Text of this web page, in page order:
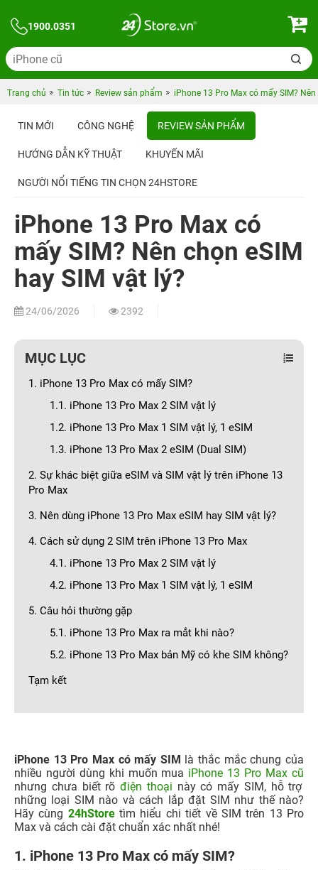
1900.0351
Trang chủ Tin tức Review sản phẩm iPhone 13 Pro Max có mấy SIM?
TIN MỚI CÔNG NGHỆ REVIEW SẢN PHẨM
HƯỚNG DẪN KỸ THUẬT KHUYẾN MÃI
NGƯỜI NỔI TIẾNG TIN CHỌN 24HSTORE
iPhone 13 Pro Max có
mấy SIM? Nên chọn eSIM
hay SIM vật lý?
24/06/2026 2392
MỤC LỤC
1. iPhone 13 Pro Max có mấy SIM?
1.1. iPhone 13 Pro Max 2 SIM vật lý
1.2. iPhone 13 Pro Max 1 SIM vật lý, 1 eSIM
1.3. iPhone 13 Pro Max 2 eSIM (Dual SIM)
2. Sự khác biệt giữa eSIM và SIM vật lý trên iPhone 13
Pro Max
3. Nên dùng iPhone 13 Pro Max eSIM hay SIM vật lý?
4. Cách sử dụng 2 SIM trên iPhone 13 Pro Max
4.1. iPhone 13 Pro Max 2 SIM vật lý
4.2. iPhone 13 Pro Max 1 SIM vật lý, 1 eSIM
5. Câu hỏi thường gặp
5.1. iPhone 13 Pro Max ra mắt khi nào?
5.2. iPhone 13 Pro Max bản Mỹ có khe SIM không?
Tạm kết
iPhone 13 Pro Max có mấy SIM là thắc mắc chung của
nhiều người dùng khi muốn mua iPhone 13 Pro Max cũ
nhưng chưa biết rõ điện thoại này có mấy SIM, hỗ trợ
những loại SIM nào và cách lắp đặt SIM như thế nào?
Hãy cùng 24hStoretìm hiểu chi tiết về SIM trên 13 Pro
Max và cách cài đặt chuẩn xác nhất nhé!
1. iPhone 13 Pro Max có mấy SIM?